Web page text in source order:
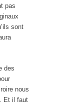
pas
sont
des
nous
Et il faut